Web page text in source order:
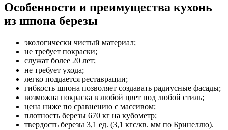
Особенности и преимущества кухонь
из шпона березы
экологически чистый материал;
не требует покраски;
служат более 20 лет;
не требует ухода;
легко поддается реставрации;
гибкость шпона позволяет создавать радиусные фасады;
возможна покраска в любой цвет под любой стиль;
цена ниже по сравнению с массивом;
плотность березы 670 кг на кубометр;
твердость березы 3,1 ед. (3,1 кгс/кв. мм по Бринеллю).